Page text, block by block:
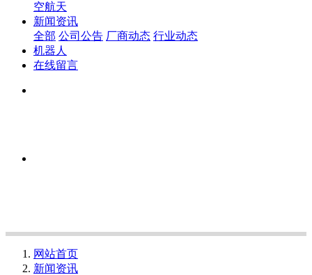
空航天
新闻资讯
全部 公司公告 厂商动态 行业动态
机器人
在线留言
网站首页
新闻资讯